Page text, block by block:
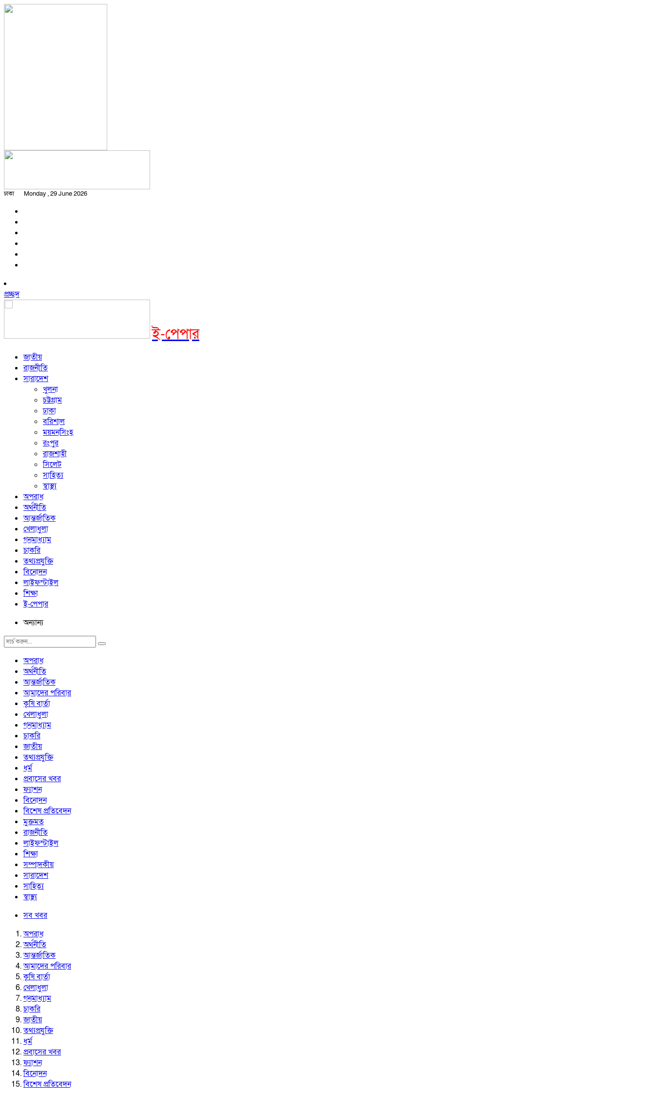
ঢাকা Monday , 29 June 2026
প্রচ্ছদ
ই-পেপার
জাতীয়
রাজনীতি
সারাদেশ
খুলনা
চট্টগ্রাম
ঢাকা
বরিশাল
ময়মনসিংহ
রংপুর
রাজশাহী
সিলেট
সাহিত্য
স্বাস্থ্য
অপরাধ
অর্থনীতি
আন্তর্জাতিক
খেলাধুলা
গনমাধ্যাম
চাকরি
তথ্যপ্রযুক্তি
বিনোদন
লাইফস্টাইল
শিক্ষা
ই-পেপার
অন্যান্য
অপরাধ
অর্থনীতি
আন্তর্জাতিক
আমাদের পরিবার
কৃষি বার্তা
খেলাধুলা
গনমাধ্যাম
চাকরি
জাতীয়
তথ্যপ্রযুক্তি
ধর্ম
প্রবাসের খবর
ফ্যাশন
বিনোদন
বিশেষ প্রতিবেদন
মুক্তমত
রাজনীতি
লাইফস্টাইল
শিক্ষা
সম্পাদকীয়
সারাদেশ
সাহিত্য
স্বাস্থ্য
সব খবর
অপরাধ
অর্থনীতি
আন্তর্জাতিক
আমাদের পরিবার
কৃষি বার্তা
খেলাধুলা
গনমাধ্যাম
চাকরি
জাতীয়
তথ্যপ্রযুক্তি
ধর্ম
প্রবাসের খবর
ফ্যাশন
বিনোদন
বিশেষ প্রতিবেদন